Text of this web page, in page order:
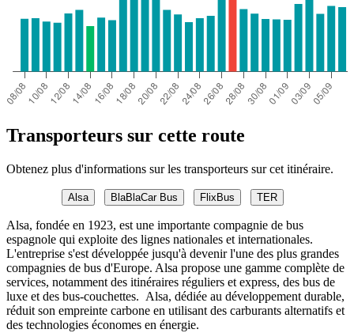
Transporteurs sur cette route
Obtenez plus d'informations sur les transporteurs sur cet itinéraire.
Alsa BlaBlaCar Bus FlixBus TER
Alsa, fondée en 1923, est une importante compagnie de bus
espagnole qui exploite des lignes nationales et internationales.
L'entreprise s'est développée jusqu'à devenir l'une des plus grandes
compagnies de bus d'Europe. Alsa propose une gamme complète de
services, notamment des itinéraires réguliers et express, des bus de
luxe et des bus-couchettes. Alsa, dédiée au développement durable,
réduit son empreinte carbone en utilisant des carburants alternatifs et
des technologies économes en énergie.